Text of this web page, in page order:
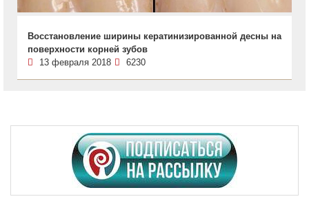
Восстановление ширины кератинизированной десны на
поверхности корней зубов
13 февраля 2018
6230